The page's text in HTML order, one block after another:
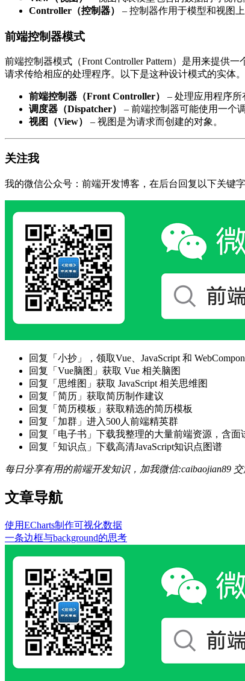
Controller（控制器）
– 控制器作用于模型和视图
前端控制器模式
前端控制器模式（Front Controller Pattern）是用来提供
请求传给相应的处理程序。以下是这种设计模式的实体。
前端控制器（Front Controller）
– 处理应用程序所
调度器（Dispatcher）
– 前端控制器可能使用一个
视图（View）
– 视图是为请求而创建的对象。
关注我
我的微信公众号：前端开发博客，在后台回复以下关键字
回复「小抄」，领取Vue、JavaScript 和
回复「Vue脑图」获取 Vue 相关脑图
回复「思维图」获取 JavaScript 相关思维图
回复「简历」获取简历制作建议
回复「简历模板」获取精选的简历模板
回复「加群」进入500人前端精英群
回复「电子书」下载我整理的大量前端资源，含面
回复「知识点」下载高清JavaScript知识点图谱
每日分享有用的前端开发知识，加我微信:caibaojian89
文章导航
使用ECharts制作可视化数据
一条边框与background的思考